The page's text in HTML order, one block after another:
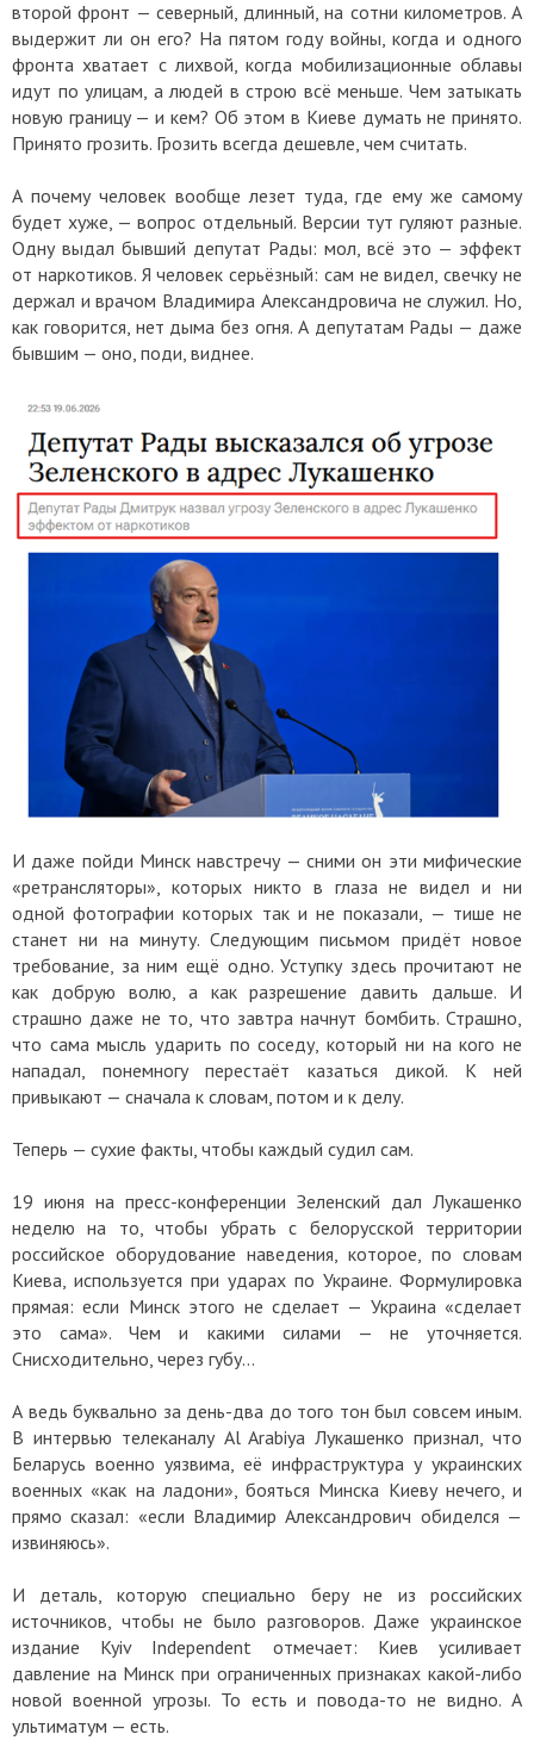
второй фронт — северный, длинный, на сотни километров. А
выдержит ли он его? На пятом году войны, когда и одного
фронта хватает с лихвой, когда мобилизационные облавы
идут по улицам, а людей в строю всё меньше. Чем затыкать
новую границу — и кем? Об этом в Киеве думать не принято.
Принято грозить. Грозить всегда дешевле, чем считать.
А почему человек вообще лезет туда, где ему же самому
будет хуже, — вопрос отдельный. Версии тут гуляют разные.
Одну выдал бывший депутат Рады: мол, всё это — эффект
от наркотиков. Я человек серьёзный: сам не видел, свечку не
держал и врачом Владимира Александровича не служил. Но,
как говорится, нет дыма без огня. А депутатам Рады — даже
бывшим — оно, поди, виднее.
И даже пойди Минск навстречу — сними он эти мифические
«ретрансляторы», которых никто в глаза не видел и ни
одной фотографии которых так и не показали, — тише не
станет ни на минуту. Следующим письмом придёт новое
требование, за ним ещё одно. Уступку здесь прочитают не
как добрую волю, а как разрешение давить дальше. И
страшно даже не то, что завтра начнут бомбить. Страшно,
что сама мысль ударить по соседу, который ни на кого не
нападал, понемногу перестаёт казаться дикой. К ней
привыкают — сначала к словам, потом и к делу.
Теперь — сухие факты, чтобы каждый судил сам.
19 июня на пресс-конференции Зеленский дал Лукашенко
неделю на то, чтобы убрать с белорусской территории
российское оборудование наведения, которое, по словам
Киева, используется при ударах по Украине. Формулировка
прямая: если Минск этого не сделает — Украина «сделает
это сама». Чем и какими силами — не уточняется.
Снисходительно, через губу…
А ведь буквально за день-два до того тон был совсем иным.
В интервью телеканалу Al Arabiya Лукашенко признал, что
Беларусь военно уязвима, её инфраструктура у украинских
военных «как на ладони», бояться Минска Киеву нечего, и
прямо сказал: «если Владимир Александрович обиделся —
извиняюсь».
И деталь, которую специально беру не из российских
источников, чтобы не было разговоров. Даже украинское
издание Kyiv Independent отмечает: Киев усиливает
давление на Минск при ограниченных признаках какой-либо
новой военной угрозы. То есть и повода-то не видно. А
ультиматум — есть.